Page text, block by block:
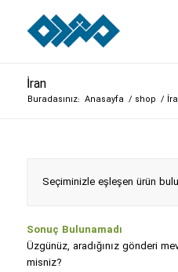
İran
Buradasınız: Anasayfa / shop /
Seçiminizle eşleşen ürün
Sonuç Bulunamadı
Üzgünüz, aradığınız gönderi
misniz?